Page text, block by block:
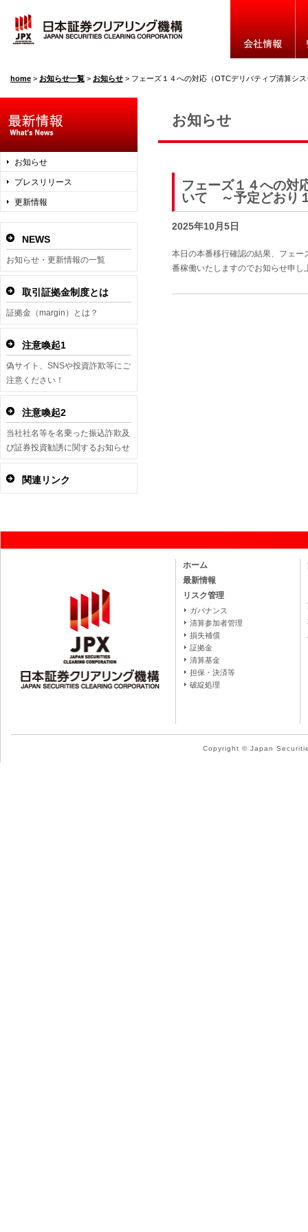
home > お知らせ一覧 > お知らせ > フェーズ１４への対応（OTCデリバティブ清算システム）に係る本番稼働について
お知らせ
フェーズ１４への対
いて ～予定どおり
2025年10月5日
本日の本番移行確認の結果、フェ
番稼働いたしますのでお知らせ申し
お知らせ
プレスリリース
更新情報
NEWS
お知らせ・更新情報の一覧
取引証拠金制度とは
証拠金（margin）とは？
注意喚起1
偽サイト、SNSや投資詐欺等にご
注意ください！
注意喚起2
当社社名等を名乗った振込詐欺及
び証券投資勧誘に関するお知らせ
関連リンク
ホーム
最新情報
リスク管理
ガバナンス
清算参加者管理
損失補償
証拠金
清算基金
担保・決済等
破綻処理
Copyright © Japan